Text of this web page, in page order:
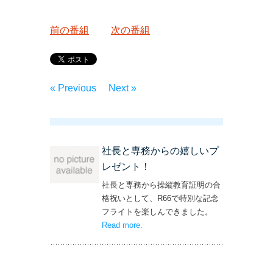
前の番組 次の番組
« Previous Next »
社長と専務からの嬉しいプ
レゼント！
社長と専務から操縦教育証明の合
格祝いとして、R66で特別な記念
フライトを楽しんできました。
Read more